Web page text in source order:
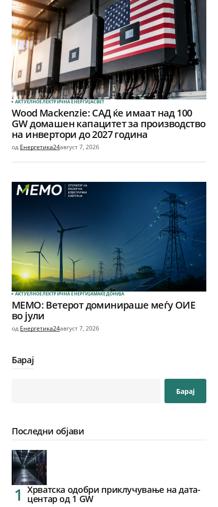
АКТУЕЛНОЕЛЕКТРИЧНА ЕНЕРГИЈАСВЕТ
Wood Mackenzie: САД ќе имаат над 100
GW домашен капацитет за производство
на инвертори до 2027 година
од Енергетика24август 7, 2026
АКТУЕЛНОЕЛЕКТРИЧНА ЕНЕРГИЈАМАКЕДОНИЈА
МЕМО: Ветерот доминираше меѓу ОИЕ
во јули
од Енергетика24август 7, 2026
Барај
Барај
Последни објави
Хрватска одобри приклучување на дата-
центар од 1 GW